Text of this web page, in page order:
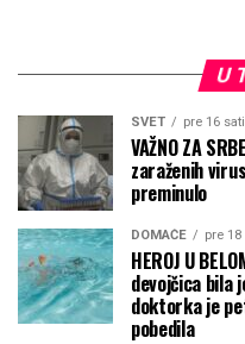
U
SVET pre 16 sati
VAŽNO ZA
zaraženih
preminulo
DOMAĆE pre 18
HEROJ U
devojčica bila
doktorka je
pobedila